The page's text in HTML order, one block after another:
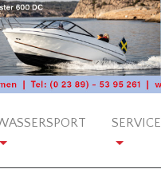
SERVICE